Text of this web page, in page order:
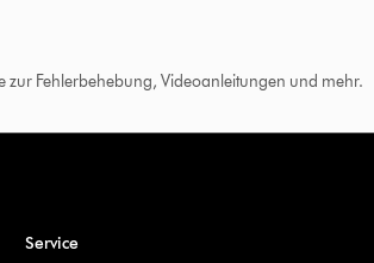
zur Fehlerbehebung, Videoanleitungen und mehr.
Service